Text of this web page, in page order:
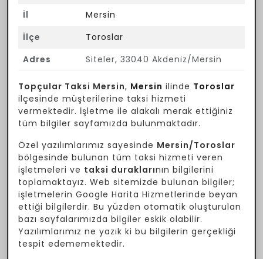
İl
Mersin
İlçe
Toroslar
Adres
Siteler, 33040 Akdeniz/Mersin
Topçular Taksi Mersin, Mersin ilinde Toroslar
ilçesinde müşterilerine taksi hizmeti
vermektedir. İşletme ile alakalı merak ettiğiniz
tüm bilgiler sayfamızda bulunmaktadır.
Özel yazılımlarımız sayesinde Mersin/Toroslar
bölgesinde bulunan tüm taksi hizmeti veren
işletmeleri ve taksi duraklarının bilgilerini
toplamaktayız. Web sitemizde bulunan bilgiler;
işletmelerin Google Harita Hizmetlerinde beyan
ettiği bilgilerdir. Bu yüzden otomatik oluşturulan
bazı sayfalarımızda bilgiler eskik olabilir.
Yazılımlarımız ne yazık ki bu bilgilerin gerçekliği
tespit edememektedir.